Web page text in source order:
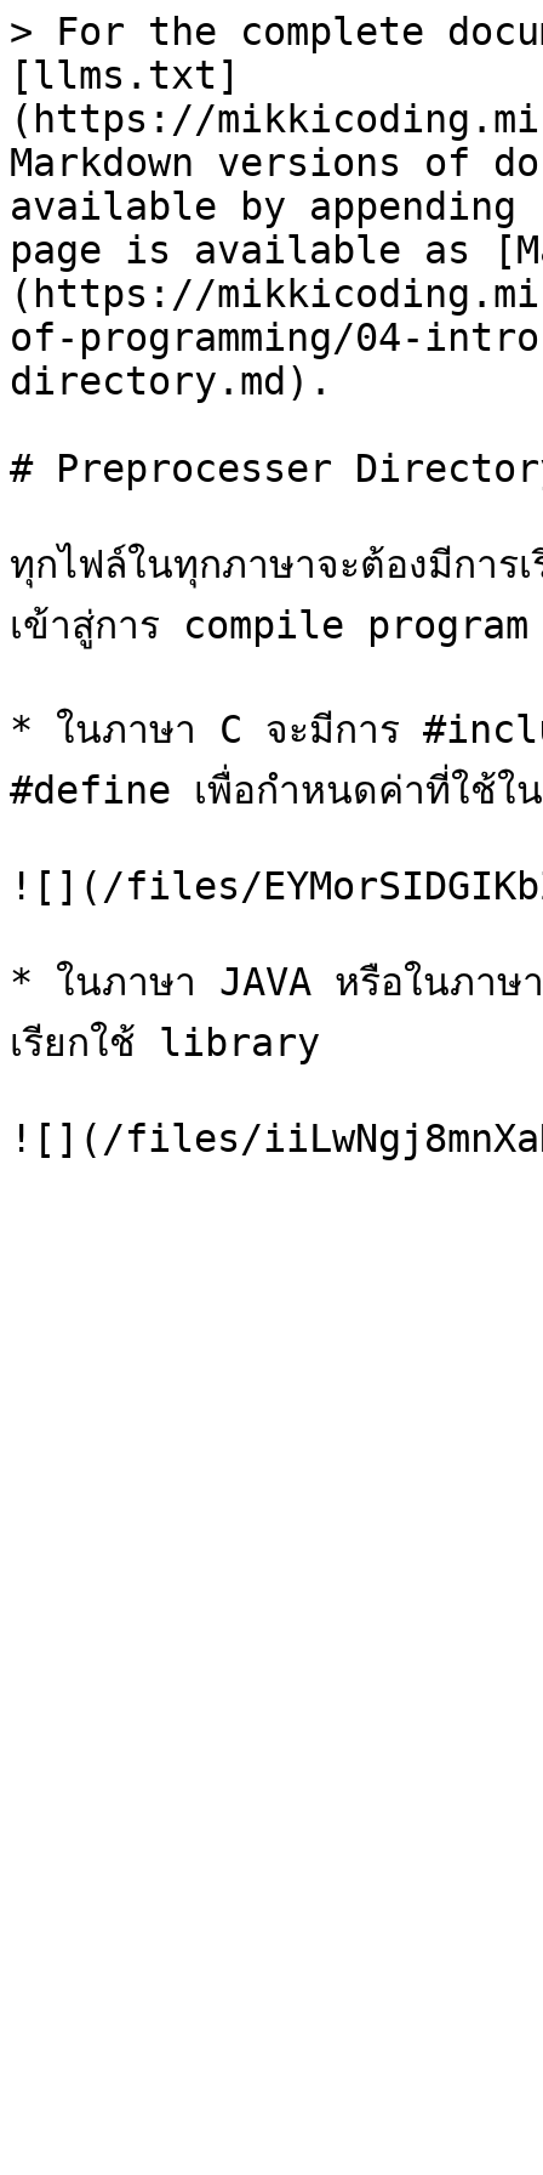
> For the complete
[llms.txt]
(https://
Markdown versions of
available by
page is available as
(https://
of-programming/04-
directory.md).
# Preprocesser
ทุกไฟล์ในทุกภาษาจะต้องมีก
เข้าสู่การ compile program
* ในภาษา C จะมีการ
#define เพื่อกำหนดค่าที่ใช้ใน
![](/files/
* ในภาษา JAVA หรือในภา
เรียกใช้ library